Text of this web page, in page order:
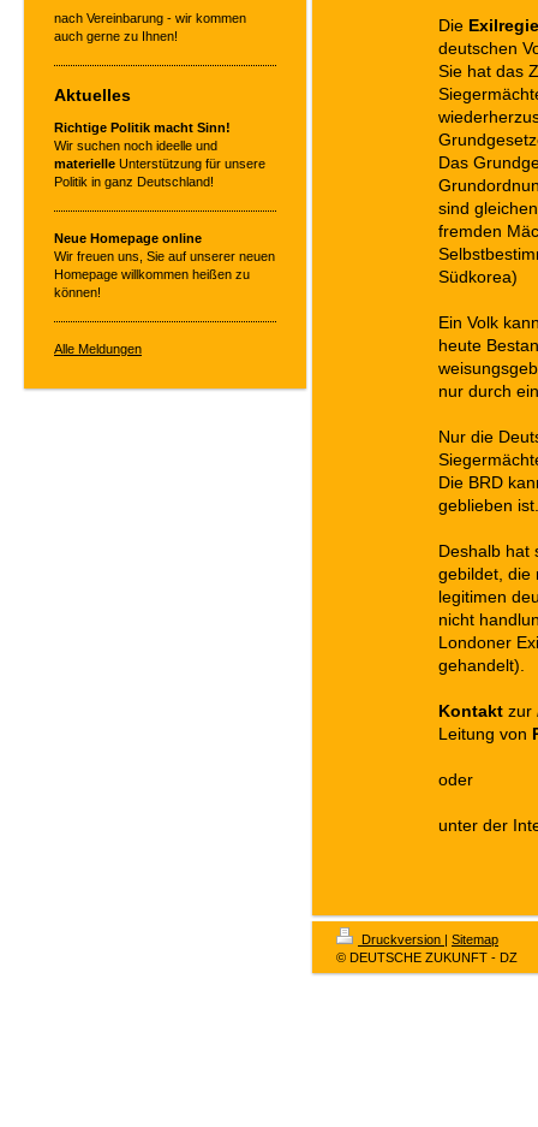
nach Vereinbarung - wir kommen
auch gerne zu Ihnen!
Aktuelles
Richtige Politik macht Sinn!
Wir suchen noch ideelle und
materielle Unterstützung für unsere
Politik in ganz Deutschland!
Neue Homepage online
Wir freuen uns, Sie auf unserer neuen
Homepage willkommen heißen zu
können!
Alle Meldungen
Die
deutschen
Sie hat das
Das
sind
fremden
Südkorea)
Ein Volk
heute
nur durch
Nur die
Die BRD
geblieben ist.
Deshalb hat
gebildet, die
legitimen
nicht
Londoner
gehandelt).
Kontakt zur
Leitung von
oder
unter der
Druckversion | Sitemap
© DEUTSCHE ZUKUNFT - DZ